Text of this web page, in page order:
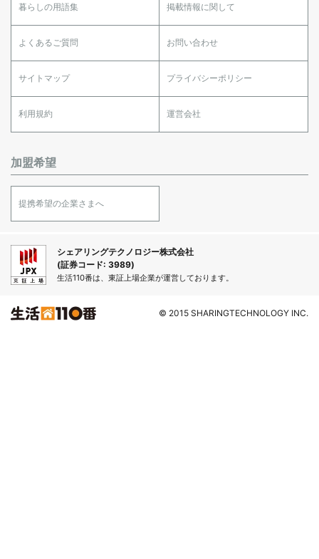
暮らしの用語集 掲載情報に関して
よくあるご質問 お問い合わせ
サイトマップ プライバシーポリシー
利用規約 運営会社
加盟希望
提携希望の企業さまへ
シェアリングテクノロジー株式会社
(証券コード: 3989)
生活110番は、東証上場企業が運営しております。
© 2015 SHARINGTECHNOLOGY INC.